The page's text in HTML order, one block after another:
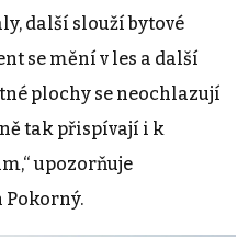
další slouží bytové
se mění v les a další
plochy se neochlazují
tak přispívají i k
upozorňuje